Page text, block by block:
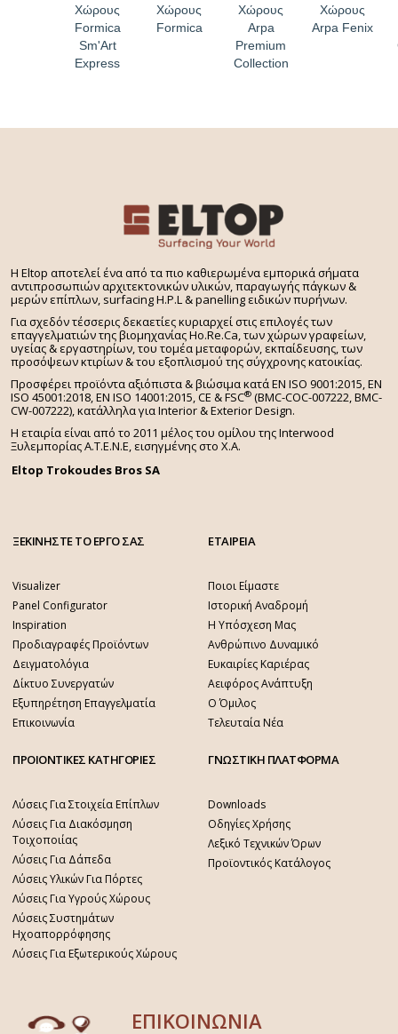
Χώρους
Formica
Sm'Art
Express
Χώρους
Formica
Χώρους
Arpa
Premium
Collection
Χώρους
Arpa Fenix
H Eltop αποτελεί ένα από τα πιο καθιερωμένα εμπορικά σήματα
αντιπροσωπιών αρχιτεκτονικών υλικών, παραγωγής πάγκων &
μερών επίπλων, surfacing H.P.L & panelling ειδικών πυρήνων.
Για σχεδόν τέσσερις δεκαετίες κυριαρχεί στις επιλογές των
επαγγελματιών της βιομηχανίας Ho.Re.Ca, των χώρων γραφείων,
υγείας & εργαστηρίων, του τομέα μεταφορών, εκπαίδευσης, των
προσόψεων κτιρίων & του εξοπλισμού της σύγχρονης κατοικίας.
Προσφέρει προϊόντα αξιόπιστα & βιώσιμα κατά EN ISO 9001:2015, EN
ISO 45001:2018, EN ISO 14001:2015,CE & FSC® (BMC-COC-007222, BMC-
CW-007222), κατάλληλα για Interior & Exterior Design.
Η εταιρία είναι από το 2011 μέλος του ομίλου της Interwood
Ξυλεμπορίας Α.Τ.Ε.Ν.Ε, εισηγμένης στο Χ.A.
Eltop Trokoudes Bros SA
ΞΕΚΙΝΗΣΤΕ ΤΟ ΕΡΓΟ ΣΑΣ
Visualizer
Panel Configurator
Inspiration
Προδιαγραφές Προϊόντων
Δειγματολόγια
Δίκτυο Συνεργατών
Εξυπηρέτηση Επαγγελματία
Επικοινωνία
ΕΤΑΙΡΕΙΑ
Ποιοι Είμαστε
Ιστορική Αναδρομή
Η Υπόσχεση Μας
Ανθρώπινο Δυναμικό
Ευκαιρίες Καριέρας
Αειφόρος Ανάπτυξη
Ο Όμιλος
Τελευταία Νέα
ΠΡΟΙΟΝΤΙΚΕΣ ΚΑΤΗΓΟΡΙΕΣ
Λύσεις Για Στοιχεία Επίπλων
Λύσεις Για Διακόσμηση
Τοιχοποιίας
Λύσεις Για Δάπεδα
Λύσεις Υλικών Για Πόρτες
Λύσεις Για Υγρούς Χώρους
Λύσεις Συστημάτων
Ηχοαπορρόφησης
Λύσεις Για Εξωτερικούς Χώρους
ΓΝΩΣΤΙΚΗ ΠΛΑΤΦΟΡΜΑ
Downloads
Οδηγίες Χρήσης
Λεξικό Τεχνικών Όρων
Προϊοντικός Κατάλογος
ΕΠΙΚΟΙΝΩΝΙΑ